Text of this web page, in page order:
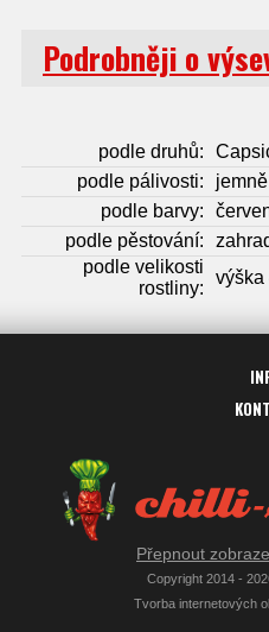
Podrobněji o
podle druhů:
podle pálivosti:
podle barvy:
podle pěstování:
podle velikosti
rostliny:
výška
Přepnout
Copyright 2014 -
Tvorba internetových